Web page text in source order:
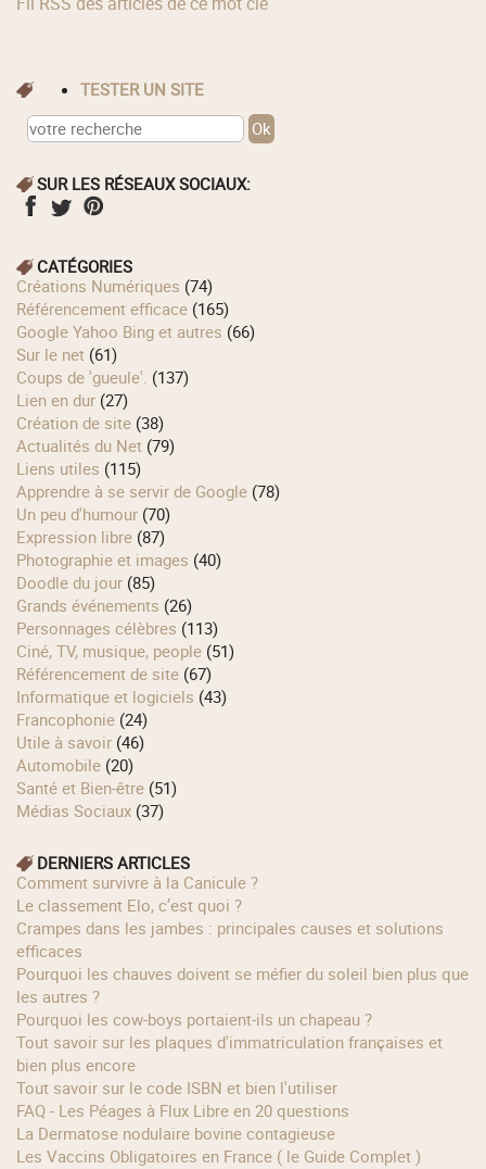
TESTER UN SITE
SUR LES RÉSEAUX SOCIAUX:
CATÉGORIES
Créations Numériques (74)
Référencement efficace (165)
Google Yahoo Bing et autres (66)
Sur le net (61)
Coups de 'gueule'. (137)
Lien en dur (27)
Création de site (38)
Actualités du Net (79)
Liens utiles (115)
Apprendre à se servir de Google (78)
Un peu d'humour (70)
Expression libre (87)
Photographie et images (40)
Doodle du jour (85)
Grands événements (26)
Personnages célèbres (113)
Ciné, TV, musique, people (51)
Référencement de site (67)
Informatique et logiciels (43)
Francophonie (24)
Utile à savoir (46)
Automobile (20)
Santé et Bien-être (51)
Médias Sociaux (37)
DERNIERS ARTICLES
Comment survivre à la Canicule ?
Le classement Elo, c’est quoi ?
Crampes dans les jambes : principales causes et solutions
efficaces
Pourquoi les chauves doivent se méfier du soleil bien plus que
les autres ?
Pourquoi les cow‑boys portaient‑ils un chapeau ?
Tout savoir sur les plaques d'immatriculation françaises et
bien plus encore
Tout savoir sur le code ISBN et bien l'utiliser
FAQ - Les Péages à Flux Libre en 20 questions
La Dermatose nodulaire bovine contagieuse
Les Vaccins Obligatoires en France ( le Guide Complet )